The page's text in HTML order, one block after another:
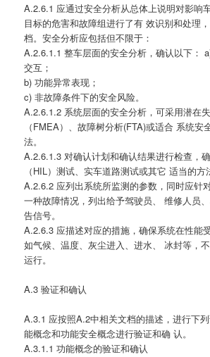
A.2.6.1 应通过安全分析从总体上说明对影响
目标的危害和故障组进行了有 效识别和处理
档。安全分析应包括但不限于：
A.2.6.1.1 整车层面的安全分析，确认以下：
交互；
b) 功能异常表现；
c) 非故障条件下的安全风险。
A.2.6.1.2 系统层面的安全分析，可采用潜在
（FMEA）、故障树分析(FTA)或适合 系统安
法。
A.2.6.1.3 对确认计划和确认结果进行检查，
（HIL）测试、实车道路测试或其它 适当的方
A.2.6.2 应列出系统所监测的参数，同时应针
一种故障情况，列出给予驾驶员、 维修人员
告信号。
A.2.6.3 应描述对应的措施，确保系统在性能
如气候、温度、灰尘进入、进水、 冰封等，
运行。
A.3 验证和确认
A.3.1 应按照A.2中相关文档的描述，进行下
能概念和功能安全概念进行验证和确 认。
A.3.1.1 功能概念的验证和确认